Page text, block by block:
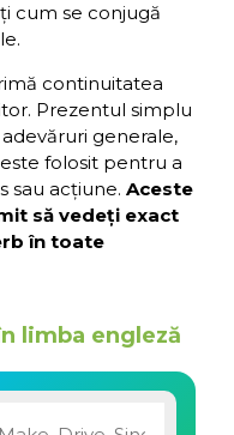
cum se conjugă
continuitatea
Prezentul simplu
generale,
folosit pentru a
sau acțiune. Aceste
să vedeți exact
în toate
limba engleză